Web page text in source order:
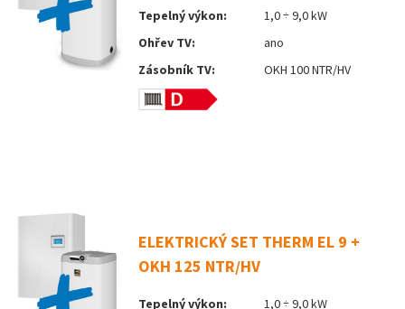
Tepelný výkon:
1,0 ÷ 9,0 kW
Ohřev TV:
ano
Zásobník TV:
OKH 100 NTR/HV
ELEKTRICKÝ SET THERM EL 9 +
OKH 125 NTR/HV
Tepelný výkon: 1,0 ÷ 9,0 kW